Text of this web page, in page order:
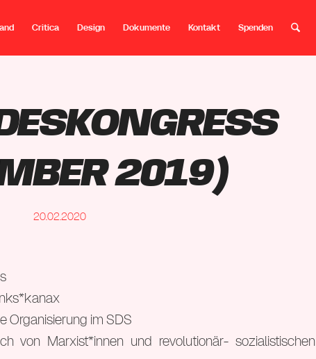
Critica Design Dokumente Kontakt Spenden
2019)
20.02.2020
Organisierung im SDS
von Marxist*innen und revolutionär- sozialistischen